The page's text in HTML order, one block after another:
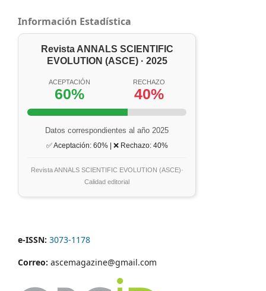
Información Estadística
Revista ANNALS SCIENTIFIC
EVOLUTION (ASCE) · 2025
ACEPTACIÓN
60%
RECHAZO
40%
Datos correspondientes al año 2025
✅ Aceptación: 60% | ❌ Rechazo: 40%
Revista ANNALS SCIENTIFIC EVOLUTION (ASCE)·
Calidad editorial
e-ISSN: 3073-1178
Correo: ascemagazine@gmail.com